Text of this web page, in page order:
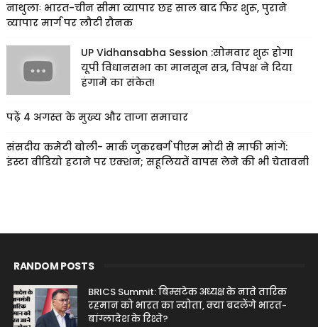
नाथुलाः भारत-चीन सीमा व्यापार छह साल बाद फिर शुरू, पुराने
व्यापार मार्ग पर लौटी रौनक
UP Vidhansabha Session :सोमवार शुरू होगा
यूपी विधानसभा का मानसून सत्र, विपक्ष ने दिया
हंगामे का संकेत!
पढ़ें 4 अगस्त के मुख्य और ताजा समाचार
संसदीय कमेटी बोली- मार्क जुकरबर्ग पीएम मोदी से माफी मांगें:
इंस्टा वीडियो हटाने पर एक्शन; सहूलियतें वापस लेने की भी चेतावनी
RANDOM POSTS
BRICS Summit: बिम्सटेक अध्यक्ष के नाते तारिक
रहमान को भारत का न्योता, क्या बदलेंगे भारत-
बांग्लादेश के रिश्ते?